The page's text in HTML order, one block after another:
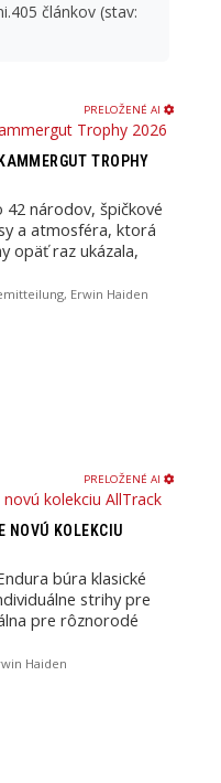
článkov (stav:
PRELOŽENÉ AI
TROPHY
42 národov, špičkové
a atmosféra, ktorá
opäť raz ukázala,
Erwin Haiden
PRELOŽENÉ AI
NOVÚ KOLEKCIU
búra klasické
strihy pre
pre rôznorodé
Haiden